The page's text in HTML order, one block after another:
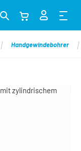
Handgewindebohrer